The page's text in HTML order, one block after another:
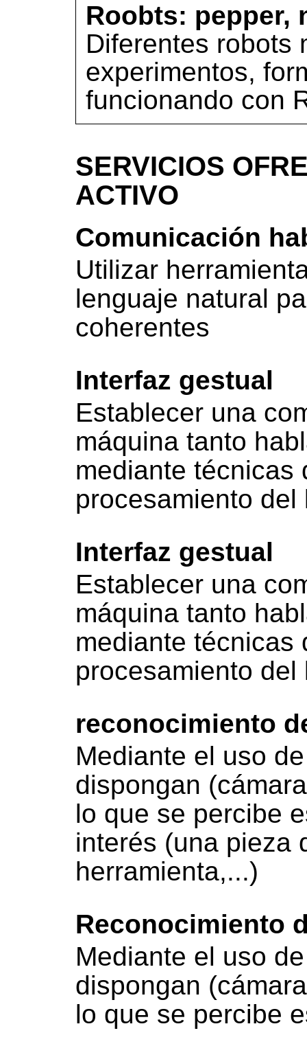
Roobts: pepper,
Diferentes robots
experimentos,
funcionando con
SERVICIOS
ACTIVO
Comunicación
Utilizar
lenguaje natural
coherentes
Interfaz gestual
Establecer una
máquina tanto
mediante técnicas
procesamiento
Interfaz gestual
Establecer una
máquina tanto
mediante técnicas
procesamiento
reconocimiento
Mediante el uso
dispongan
lo que se percibe
interés (una pieza
herramienta,...)
Reconocimiento
Mediante el uso
dispongan
lo que se percibe